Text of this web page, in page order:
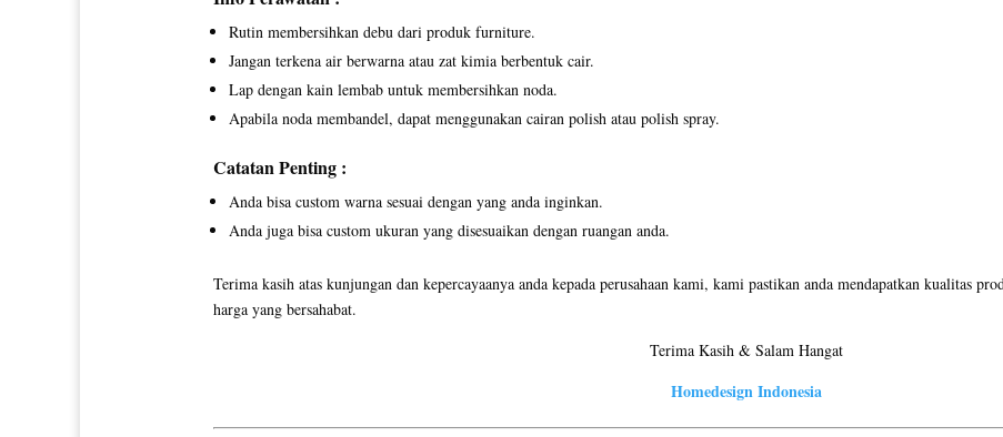
Rutin membersihkan debu dari produk furniture.
Jangan terkena air berwarna atau zat kimia berbentuk cair.
Lap dengan kain lembab untuk membersihkan noda.
Apabila noda membandel, dapat menggunakan cairan polish atau polish spray.
Catatan Penting :
Anda bisa custom warna sesuai dengan yang anda inginkan.
Anda juga bisa custom ukuran yang disesuaikan dengan ruangan anda.
Terima kasih atas kunjungan dan kepercayaanya anda kepada perusahaan kami, kami pastikan anda mendapatkan kualitas
harga yang bersahabat.
Terima Kasih & Salam Hangat
Homedesign Indonesia